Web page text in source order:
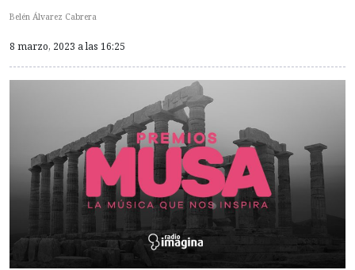
Belén Álvarez Cabrera
8 marzo, 2023 a las 16:25